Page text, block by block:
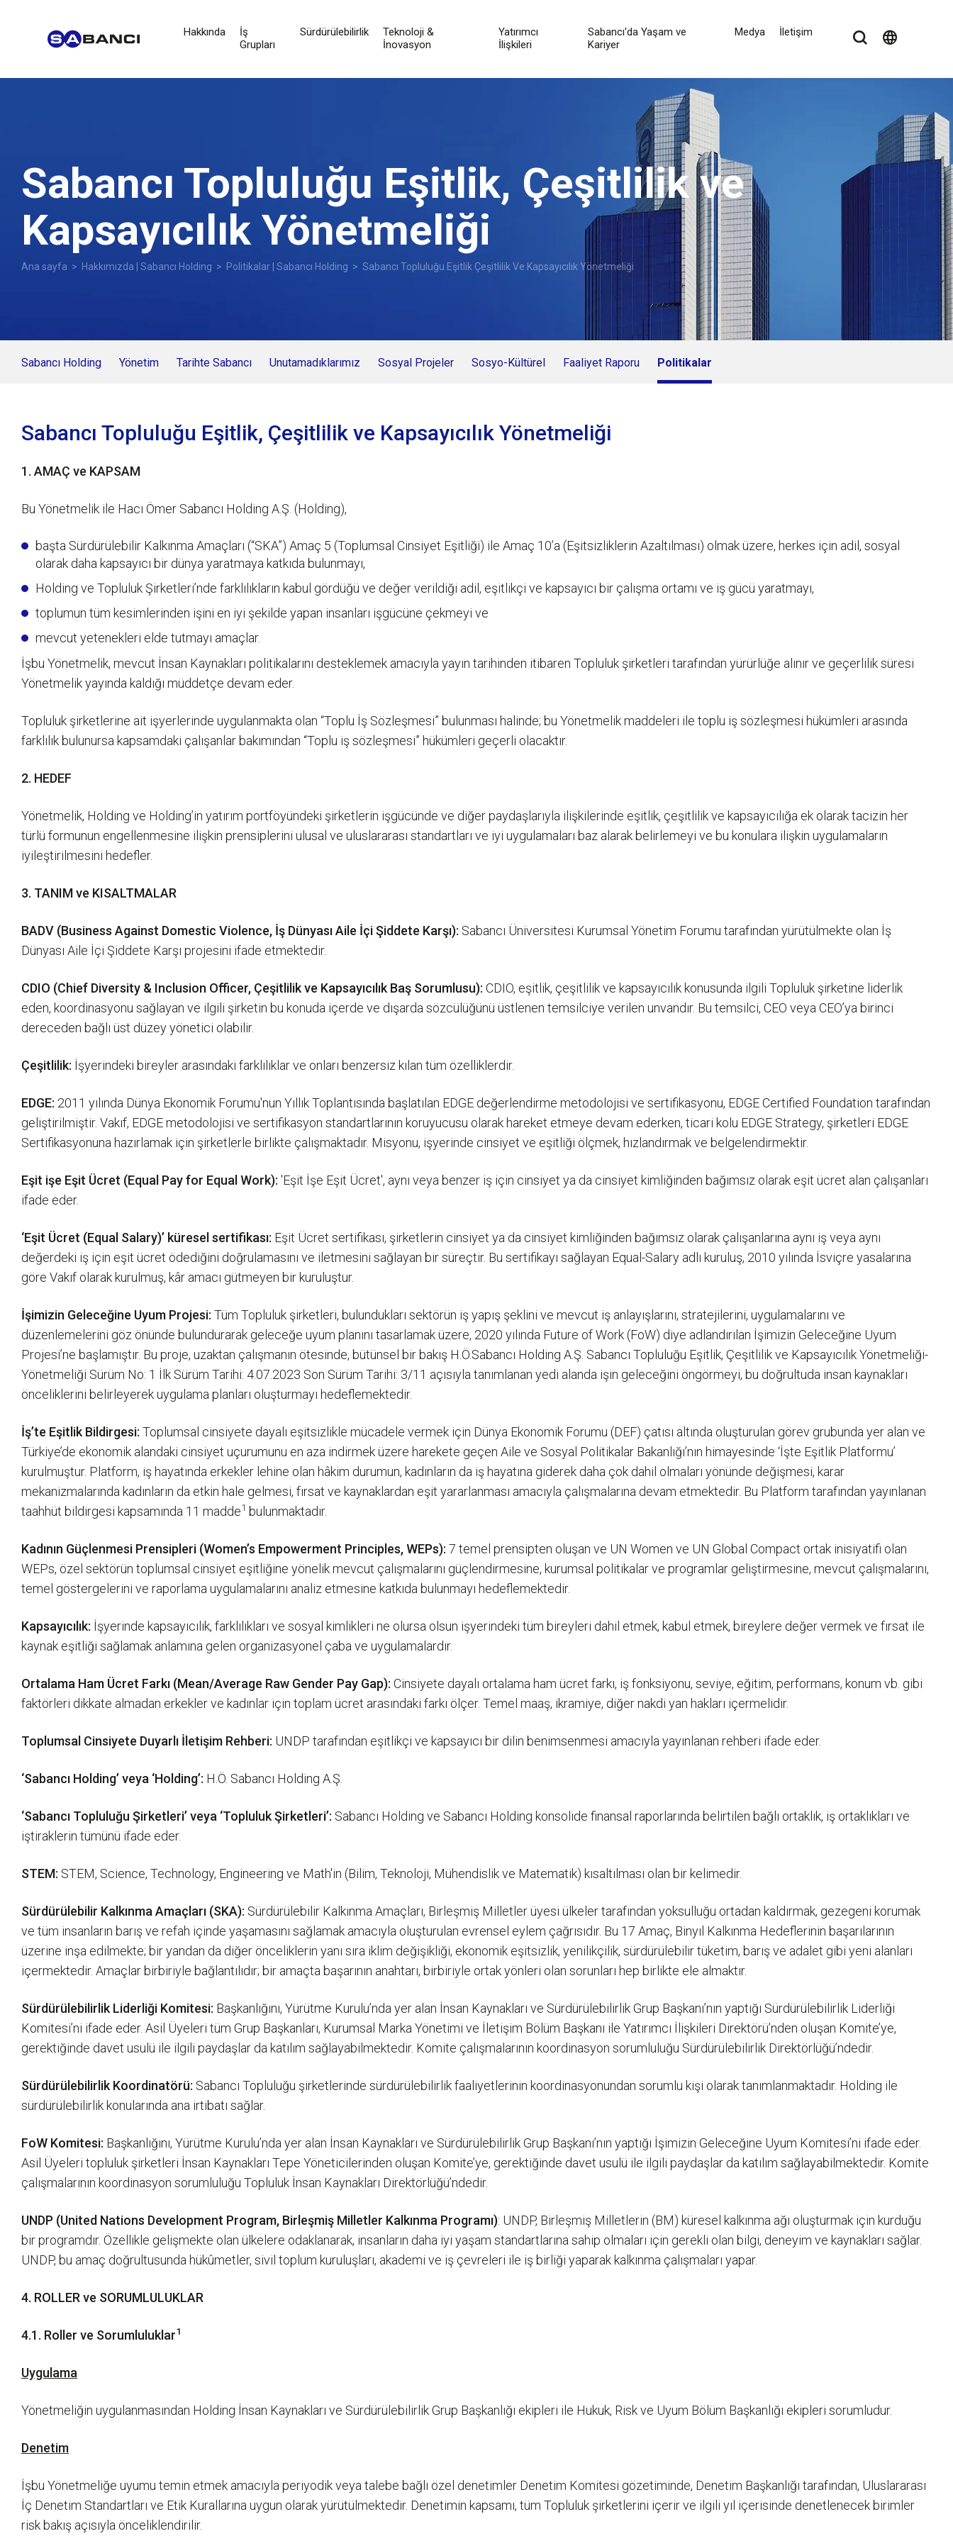
Hakkında
İş
Grupları
Sürdürülebilirlik
Teknoloji &
İnovasyon
Yatırımcı
İlişkileri
Sabancı'da Yaşam ve
Kariyer
Medya İletişim language
Sabancı Topluluğu Eşitlik, Çeşitlilik ve
Kapsayıcılık Yönetmeliği
Ana sayfa > Hakkımızda | Sabancı Holding > Politikalar | Sabancı Holding > Sabancı Topluluğu Eşitlik Çeşitlilik Ve Kapsayıcılık Yönetmeliği
Sabancı Holding Yönetim Tarihte Sabancı Unutamadıklarımız Sosyal Projeler Sosyo-Kültürel Faaliyet Raporu Politikalar
Sabancı Topluluğu Eşitlik, Çeşitlilik ve Kapsayıcılık Yönetmeliği
1. AMAÇ ve KAPSAM
Bu Yönetmelik ile Hacı Ömer Sabancı Holding A.Ş. (Holding),
başta Sürdürülebilir Kalkınma Amaçları (“SKA”) Amaç 5 (Toplumsal Cinsiyet Eşitliği) ile Amaç 10’a (Eşitsizliklerin Azaltılması) olmak üzere, herkes için adil, sosyal
olarak daha kapsayıcı bir dünya yaratmaya katkıda bulunmayı,
Holding ve Topluluk Şirketleri’nde farklılıkların kabul gördüğü ve değer verildiği adil, eşitlikçi ve kapsayıcı bir çalışma ortamı ve iş gücü yaratmayı,
toplumun tüm kesimlerinden işini en iyi şekilde yapan insanları işgücüne çekmeyi ve
mevcut yetenekleri elde tutmayı amaçlar.
İşbu Yönetmelik, mevcut İnsan Kaynakları politikalarını desteklemek amacıyla yayın tarihinden itibaren Topluluk şirketleri tarafından yürürlüğe alınır ve geçerlilik süresi
Yönetmelik yayında kaldığı müddetçe devam eder.
Topluluk şirketlerine ait işyerlerinde uygulanmakta olan “Toplu İş Sözleşmesi” bulunması halinde; bu Yönetmelik maddeleri ile toplu iş sözleşmesi hükümleri arasında
farklılık bulunursa kapsamdaki çalışanlar bakımından “Toplu iş sözleşmesi” hükümleri geçerli olacaktır.
2. HEDEF
Yönetmelik, Holding ve Holding’in yatırım portföyündeki şirketlerin işgücünde ve diğer paydaşlarıyla ilişkilerinde eşitlik, çeşitlilik ve kapsayıcılığa ek olarak tacizin her
türlü formunun engellenmesine ilişkin prensiplerini ulusal ve uluslararası standartları ve iyi uygulamaları baz alarak belirlemeyi ve bu konulara ilişkin uygulamaların
iyileştirilmesini hedefler.
3. TANIM ve KISALTMALAR
BADV (Business Against Domestic Violence, İş Dünyası Aile İçi Şiddete Karşı): Sabancı Üniversitesi Kurumsal Yönetim Forumu tarafından yürütülmekte olan İş
Dünyası Aile İçi Şiddete Karşı projesini ifade etmektedir.
CDIO (Chief Diversity & Inclusion Officer, Çeşitlilik ve Kapsayıcılık Baş Sorumlusu): CDIO, eşitlik, çeşitlilik ve kapsayıcılık konusunda ilgili Topluluk şirketine liderlik
eden, koordinasyonu sağlayan ve ilgili şirketin bu konuda içerde ve dışarda sözcülüğünü üstlenen temsilciye verilen unvandır. Bu temsilci, CEO veya CEO’ya birinci
dereceden bağlı üst düzey yönetici olabilir.
Çeşitlilik: İşyerindeki bireyler arasındaki farklılıklar ve onları benzersiz kılan tüm özelliklerdir.
EDGE: 2011 yılında Dünya Ekonomik Forumu'nun Yıllık Toplantısında başlatılan EDGE değerlendirme metodolojisi ve sertifikasyonu, EDGE Certified Foundation tarafından
geliştirilmiştir. Vakıf, EDGE metodolojisi ve sertifikasyon standartlarının koruyucusu olarak hareket etmeye devam ederken, ticari kolu EDGE Strategy, şirketleri EDGE
Sertifikasyonuna hazırlamak için şirketlerle birlikte çalışmaktadır. Misyonu, işyerinde cinsiyet ve eşitliği ölçmek, hızlandırmak ve belgelendirmektir.
Eşit işe Eşit Ücret (Equal Pay for Equal Work): 'Eşit İşe Eşit Ücret', aynı veya benzer iş için cinsiyet ya da cinsiyet kimliğinden bağımsız olarak eşit ücret alan çalışanları
ifade eder.
‘Eşit Ücret (Equal Salary)’ küresel sertifikası: Eşit Ücret sertifikası, şirketlerin cinsiyet ya da cinsiyet kimliğinden bağımsız olarak çalışanlarına aynı iş veya aynı
değerdeki iş için eşit ücret ödediğini doğrulamasını ve iletmesini sağlayan bir süreçtir. Bu sertifikayı sağlayan Equal-Salary adlı kuruluş, 2010 yılında İsviçre yasalarına
göre Vakıf olarak kurulmuş, kâr amacı gütmeyen bir kuruluştur.
İşimizin Geleceğine Uyum Projesi: Tüm Topluluk şirketleri, bulundukları sektörün iş yapış şeklini ve mevcut iş anlayışlarını, stratejilerini, uygulamalarını ve
düzenlemelerini göz önünde bulundurarak geleceğe uyum planını tasarlamak üzere, 2020 yılında Future of Work (FoW) diye adlandırılan İşimizin Geleceğine Uyum
Projesi’ne başlamıştır. Bu proje, uzaktan çalışmanın ötesinde, bütünsel bir bakış H.Ö.Sabancı Holding A.Ş. Sabancı Topluluğu Eşitlik, Çeşitlilik ve Kapsayıcılık Yönetmeliği-
Yönetmeliği Sürüm No: 1 İlk Sürüm Tarihi: 4.07.2023 Son Sürüm Tarihi: 3/11 açısıyla tanımlanan yedi alanda işin geleceğini öngörmeyi, bu doğrultuda insan kaynakları
önceliklerini belirleyerek uygulama planları oluşturmayı hedeflemektedir.
İş’te Eşitlik Bildirgesi: Toplumsal cinsiyete dayalı eşitsizlikle mücadele vermek için Dünya Ekonomik Forumu (DEF) çatısı altında oluşturulan görev grubunda yer alan ve
Türkiye’de ekonomik alandaki cinsiyet uçurumunu en aza indirmek üzere harekete geçen Aile ve Sosyal Politikalar Bakanlığı’nın himayesinde ‘İşte Eşitlik Platformu’
kurulmuştur. Platform, iş hayatında erkekler lehine olan hâkim durumun, kadınların da iş hayatına giderek daha çok dahil olmaları yönünde değişmesi, karar
mekanizmalarında kadınların da etkin hale gelmesi, fırsat ve kaynaklardan eşit yararlanması amacıyla çalışmalarına devam etmektedir. Bu Platform tarafından yayınlanan
taahhüt bildirgesi kapsamında 11 madde1 bulunmaktadır.
Kadının Güçlenmesi Prensipleri (Women’s Empowerment Principles, WEPs): 7 temel prensipten oluşan ve UN Women ve UN Global Compact ortak inisiyatifi olan
WEPs, özel sektörün toplumsal cinsiyet eşitliğine yönelik mevcut çalışmalarını güçlendirmesine, kurumsal politikalar ve programlar geliştirmesine, mevcut çalışmalarını,
temel göstergelerini ve raporlama uygulamalarını analiz etmesine katkıda bulunmayı hedeflemektedir.
Kapsayıcılık: İşyerinde kapsayıcılık, farklılıkları ve sosyal kimlikleri ne olursa olsun işyerindeki tüm bireyleri dahil etmek, kabul etmek, bireylere değer vermek ve fırsat ile
kaynak eşitliği sağlamak anlamına gelen organizasyonel çaba ve uygulamalardır.
Ortalama Ham Ücret Farkı (Mean/Average Raw Gender Pay Gap): Cinsiyete dayalı ortalama ham ücret farkı, iş fonksiyonu, seviye, eğitim, performans, konum vb. gibi
faktörleri dikkate almadan erkekler ve kadınlar için toplam ücret arasındaki farkı ölçer. Temel maaş, ikramiye, diğer nakdi yan hakları içermelidir.
Toplumsal Cinsiyete Duyarlı İletişim Rehberi: UNDP tarafından eşitlikçi ve kapsayıcı bir dilin benimsenmesi amacıyla yayınlanan rehberi ifade eder.
‘Sabancı Holding’ veya ‘Holding’: H.Ö. Sabancı Holding A.Ş.
‘Sabancı Topluluğu Şirketleri’ veya ‘Topluluk Şirketleri’: Sabancı Holding ve Sabancı Holding konsolide finansal raporlarında belirtilen bağlı ortaklık, iş ortaklıkları ve
iştiraklerin tümünü ifade eder.
STEM: STEM, Science, Technology, Engineering ve Math'in (Bilim, Teknoloji, Mühendislik ve Matematik) kısaltılması olan bir kelimedir.
Sürdürülebilir Kalkınma Amaçları (SKA): Sürdürülebilir Kalkınma Amaçları, Birleşmiş Milletler üyesi ülkeler tarafından yoksulluğu ortadan kaldırmak, gezegeni korumak
ve tüm insanların barış ve refah içinde yaşamasını sağlamak amacıyla oluşturulan evrensel eylem çağrısıdır. Bu 17 Amaç, Binyıl Kalkınma Hedeflerinin başarılarının
üzerine inşa edilmekte; bir yandan da diğer önceliklerin yanı sıra iklim değişikliği, ekonomik eşitsizlik, yenilikçilik, sürdürülebilir tüketim, barış ve adalet gibi yeni alanları
içermektedir. Amaçlar birbiriyle bağlantılıdır; bir amaçta başarının anahtarı, birbiriyle ortak yönleri olan sorunları hep birlikte ele almaktır.
Sürdürülebilirlik Liderliği Komitesi: Başkanlığını, Yürütme Kurulu’nda yer alan İnsan Kaynakları ve Sürdürülebilirlik Grup Başkanı’nın yaptığı Sürdürülebilirlik Liderliği
Komitesi’ni ifade eder. Asil Üyeleri tüm Grup Başkanları, Kurumsal Marka Yönetimi ve İletişim Bölüm Başkanı ile Yatırımcı İlişkileri Direktörü’nden oluşan Komite’ye,
gerektiğinde davet usulü ile ilgili paydaşlar da katılım sağlayabilmektedir. Komite çalışmalarının koordinasyon sorumluluğu Sürdürülebilirlik Direktörlüğü’ndedir.
Sürdürülebilirlik Koordinatörü: Sabancı Topluluğu şirketlerinde sürdürülebilirlik faaliyetlerinin koordinasyonundan sorumlu kişi olarak tanımlanmaktadır. Holding ile
sürdürülebilirlik konularında ana irtibatı sağlar.
FoW Komitesi: Başkanlığını, Yürütme Kurulu’nda yer alan İnsan Kaynakları ve Sürdürülebilirlik Grup Başkanı’nın yaptığı İşimizin Geleceğine Uyum Komitesi’ni ifade eder.
Asil Üyeleri topluluk şirketleri İnsan Kaynakları Tepe Yöneticilerinden oluşan Komite’ye, gerektiğinde davet usulü ile ilgili paydaşlar da katılım sağlayabilmektedir. Komite
çalışmalarının koordinasyon sorumluluğu Topluluk İnsan Kaynakları Direktörlüğü’ndedir.
UNDP (United Nations Development Program, Birleşmiş Milletler Kalkınma Programı): UNDP, Birleşmiş Milletlerin (BM) küresel kalkınma ağı oluşturmak için kurduğu
bir programdır. Özellikle gelişmekte olan ülkelere odaklanarak, insanların daha iyi yaşam standartlarına sahip olmaları için gerekli olan bilgi, deneyim ve kaynakları sağlar.
UNDP, bu amaç doğrultusunda hükûmetler, sivil toplum kuruluşları, akademi ve iş çevreleri ile iş birliği yaparak kalkınma çalışmaları yapar.
4. ROLLER ve SORUMLULUKLAR
4.1. Roller ve Sorumluluklar1
Uygulama
Yönetmeliğin uygulanmasından Holding İnsan Kaynakları ve Sürdürülebilirlik Grup Başkanlığı ekipleri ile Hukuk, Risk ve Uyum Bölüm Başkanlığı ekipleri sorumludur.
Denetim
İşbu Yönetmeliğe uyumu temin etmek amacıyla periyodik veya talebe bağlı özel denetimler Denetim Komitesi gözetiminde, Denetim Başkanlığı tarafından, Uluslararası
İç Denetim Standartları ve Etik Kurallarına uygun olarak yürütülmektedir. Denetimin kapsamı, tüm Topluluk şirketlerini içerir ve ilgili yıl içerisinde denetlenecek birimler
risk bakış açısıyla önceliklendirilir.